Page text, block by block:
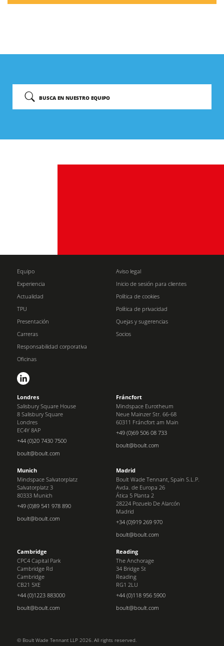
Equipo
Experiencia
Actualidad
TPU
Presentación
Carreras
Responsabilidad corporativa
Oficinas
Aviso legal
Inicio de sesión para clientes
Política de cookies
Política de privacidad
Quejas y sugerencias
Socios
Londres
Salisbury Square House
8 Salisbury Square
Londres
EC4Y 8AP
+44 (0)20 7430 7500
boult@boult.com
Fráncfort
Mindspace Eurotheum
Neue Mainzer Str. 66-68
60311 Fráncfort am Main
+49 (0)69 506 08 733
boult@boult.com
Munich
Mindspace Salvatorplatz
Salvatorplatz 3
80333 Munich
+49 (0)89 541 978 890
boult@boult.com
Madrid
Boult Wade Tennant, Spain S.L.P.
Avda. de Europa 26
Ática 5 Planta 2
28224 Pozuelo De Alarcón
Madrid
+34 (0)919 269 970
boult@boult.com
Cambridge
CPC4 Capital Park
Cambridge Rd
Cambridge
CB21 5XE
+44 (0)1223 883000
boult@boult.com
Reading
The Anchorage
34 Bridge St
Reading
RG1 2LU
+44 (0)118 956 5900
boult@boult.com
© Boult Wade Tennant LLP 2026. All rights reserved.